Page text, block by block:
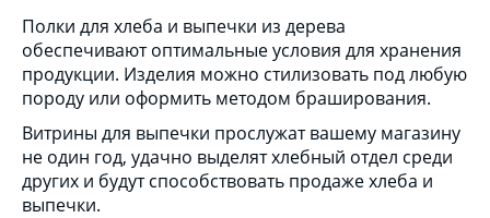
Полки для хлеба и выпечки из дерева
обеспечивают оптимальные условия для хранения
продукции. Изделия можно стилизовать под любую
породу или оформить методом браширования.
Витрины для выпечки прослужат вашему магазину
не один год, удачно выделят хлебный отдел среди
других и будут способствовать продаже хлеба и
выпечки.